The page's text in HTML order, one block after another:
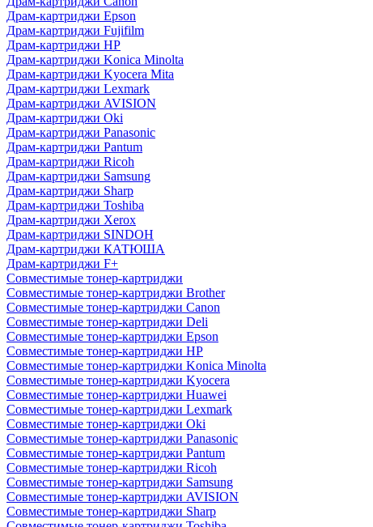
Драм-картриджи Epson
Драм-картриджи Fujifilm
Драм-картриджи HP
Драм-картриджи Konica Minolta
Драм-картриджи Kyocera Mita
Драм-картриджи Lexmark
Драм-картриджи AVISION
Драм-картриджи Oki
Драм-картриджи Panasonic
Драм-картриджи Pantum
Драм-картриджи Ricoh
Драм-картриджи Samsung
Драм-картриджи Sharp
Драм-картриджи Toshiba
Драм-картриджи Xerox
Драм-картриджи SINDOH
Драм-картриджи КАТЮША
Драм-картриджи F+
Совместимые тонер-картриджи
Совместимые тонер-картриджи Brother
Совместимые тонер-картриджи Canon
Совместимые тонер-картриджи Deli
Совместимые тонер-картриджи Epson
Совместимые тонер-картриджи HP
Совместимые тонер-картриджи Konica Minolta
Совместимые тонер-картриджи Kyocera
Совместимые тонер-картриджи Huawei
Совместимые тонер-картриджи Lexmark
Совместимые тонер-картриджи Oki
Совместимые тонер-картриджи Panasonic
Совместимые тонер-картриджи Pantum
Совместимые тонер-картриджи Ricoh
Совместимые тонер-картриджи Samsung
Совместимые тонер-картриджи AVISION
Совместимые тонер-картриджи Sharp